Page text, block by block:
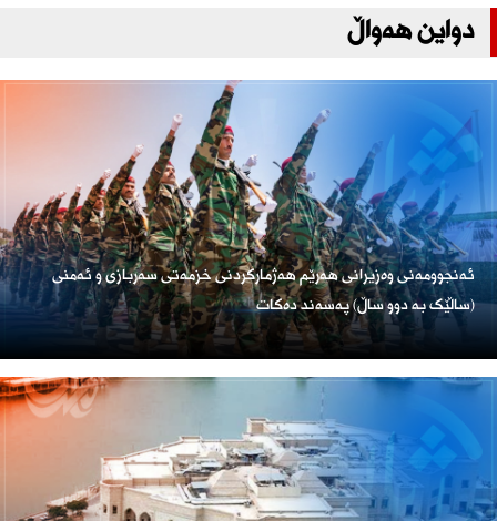
دواین هەواڵ
ئەنجوومەنی وەزیرانی هەرێم هەژمارکردنی خزمەتی سەربازی و ئەمنی
(ساڵێک بە دوو ساڵ) پەسەند دەکات